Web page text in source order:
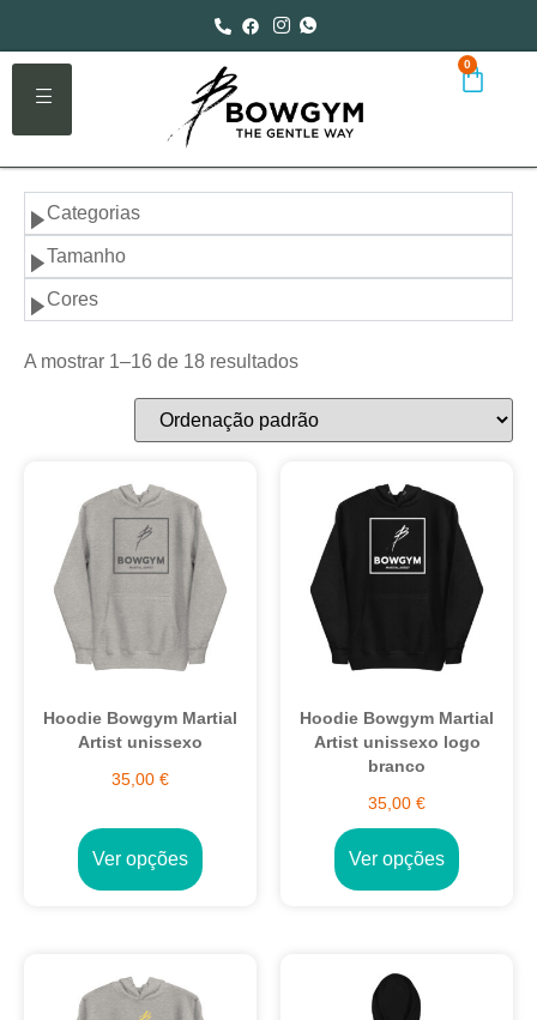
0
Categorias
Tamanho
Cores
A mostrar 1–16 de 18 resultados
Hoodie Bowgym Martial
Artist unissexo
35,00 €
Ver opções
Hoodie Bowgym Martial
Artist unissexo logo
branco
35,00 €
Ver opções